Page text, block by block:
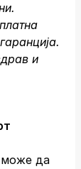
и
може да